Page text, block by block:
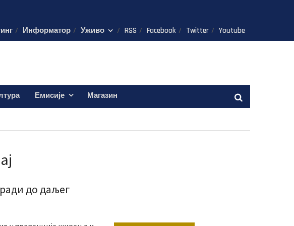
Информатор Уживо RSS Facebook Twitter Youtube
Емисије Магазин
до даљег